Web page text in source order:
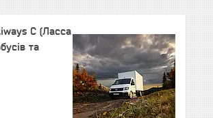
C (Ласса
та